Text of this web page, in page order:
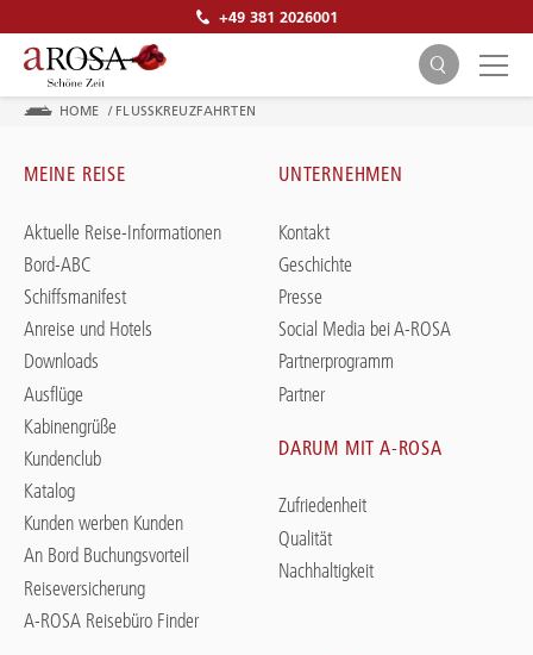
+49 381 2026001
SUCHEN
HOME / FLUSSKREUZFAHRTEN
MEINE REISE
Aktuelle Reise-Informationen
Bord-ABC
Schiffsmanifest
Anreise und Hotels
Downloads
Ausflüge
Kabinengrüße
Kundenclub
Katalog
Kunden werben Kunden
An Bord Buchungsvorteil
Reiseversicherung
A-ROSA Reisebüro Finder
UNTERNEHMEN
Kontakt
Geschichte
Presse
Social Media bei A-ROSA
Partnerprogramm
Partner
DARUM MIT A-ROSA
Zufriedenheit
Qualität
Nachhaltigkeit